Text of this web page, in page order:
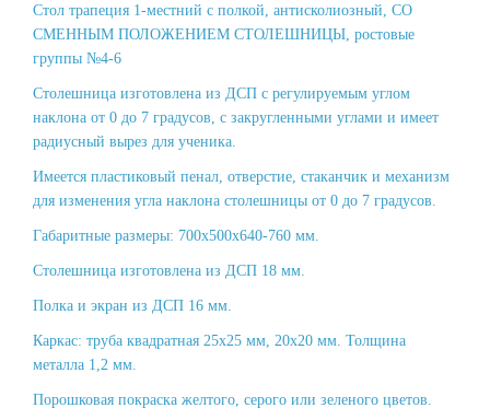
Стол трапеция 1-местний с полкой, антисколиозный, СО
СМЕННЫМ ПОЛОЖЕНИЕМ СТОЛЕШНИЦЫ, ростовые
группы №4-6
Столешница изготовлена из ДСП с регулируемым углом
наклона от 0 до 7 градусов, с закругленными углами и имеет
радиусный вырез для ученика.
Имеется пластиковый пенал, отверстие, стаканчик и механизм
для изменения угла наклона столешницы от 0 до 7 градусов.
Габаритные размеры: 700х500х640-760 мм.
Столешница изготовлена из ДСП 18 мм.
Полка и экран из ДСП 16 мм.
Каркас: труба квадратная 25х25 мм, 20х20 мм. Толщина
металла 1,2 мм.
Порошковая покраска желтого, серого или зеленого цветов.